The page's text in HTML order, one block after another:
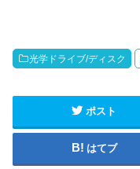
光学ドライブ/ディスク
ポスト
はてブ